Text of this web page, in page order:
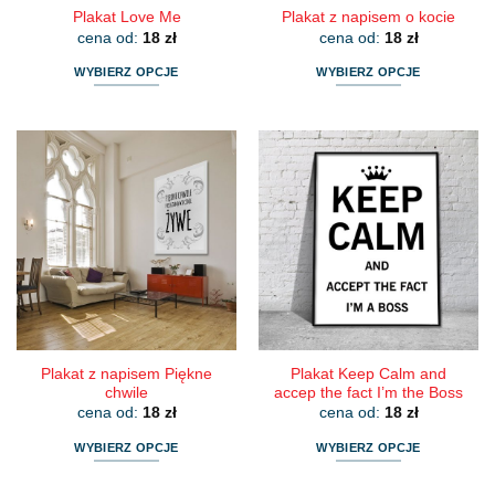
Plakat Love Me
cena od: 18 zł
WYBIERZ OPCJE
wariantów.
Opcje
można
wybrać
na
stronie
produktu
Plakat z napisem o kocie
cena od: 18 zł
WYBIERZ OPCJE
ma
wiele
wariantów.
Opcje
można
wybrać
na
stronie
produktu
Plakat z napisem Piękne
chwile
cena od: 18 zł
WYBIERZ OPCJE
Plakat Keep Calm and
accep the fact I’m the Boss
cena od: 18 zł
WYBIERZ OPCJE